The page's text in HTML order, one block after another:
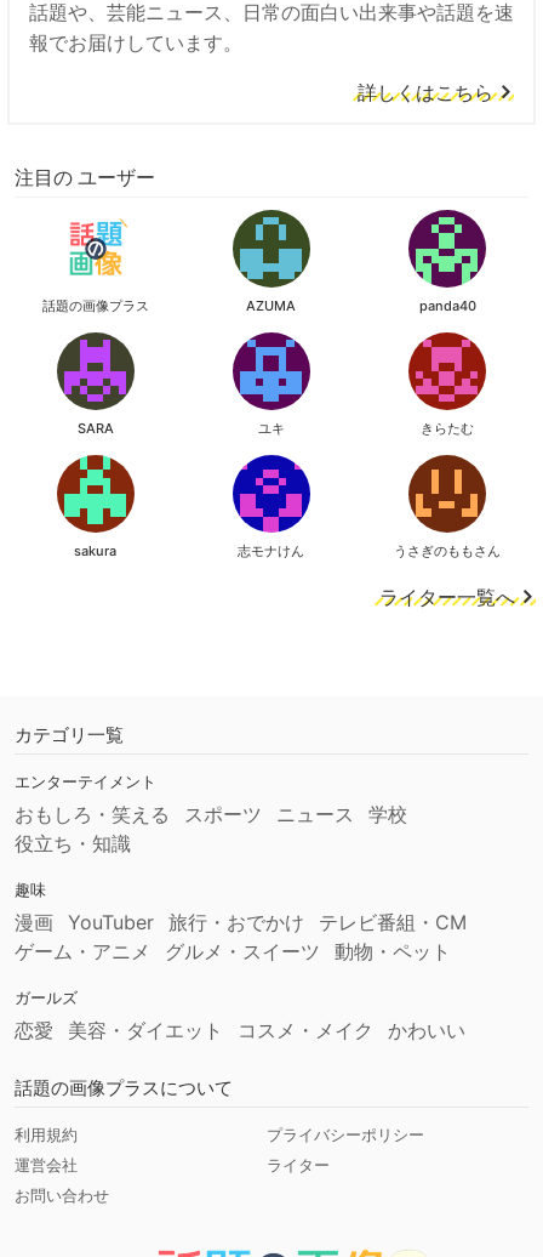
話題や、芸能ニュース、日常の面白い出来事や話題を速
報でお届けしています。
詳しくはこちら
注目の ユーザー
話題の画像プラス AZUMA panda40
SARA ユキ きらたむ
sakura 志モナけん うさぎのももさん
ライター一覧へ
カテゴリ一覧
エンターテイメント
おもしろ・笑える スポーツ ニュース
学校
役立ち・知識
趣味
漫画 YouTuber 旅行・おでかけ
テレビ番組・CM
ゲーム・アニメ
グルメ・スイーツ 動物・ペット
ガールズ
恋愛 美容・ダイエット コスメ・メイク かわいい
話題の画像プラスについて
利用規約
プライバシーポリシー
運営会社
ライター
お問い合わせ